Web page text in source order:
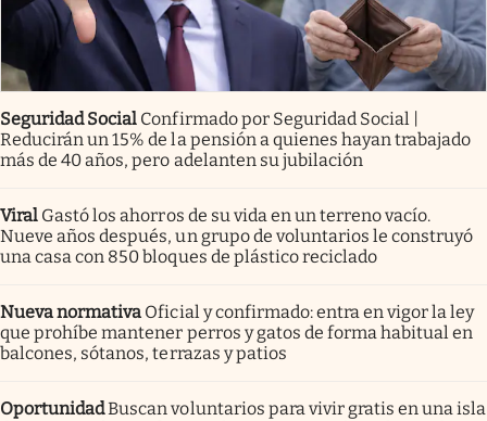
Seguridad Social Confirmado por Seguridad Social |
Reducirán un 15% de la pensión a quienes hayan trabajado
más de 40 años, pero adelanten su jubilación
Viral Gastó los ahorros de su vida en un terreno vacío.
Nueve años después, un grupo de voluntarios le construyó
una casa con 850 bloques de plástico reciclado
Nueva normativa Oficial y confirmado: entra en vigor la ley
que prohíbe mantener perros y gatos de forma habitual en
balcones, sótanos, terrazas y patios
OportunidadBuscan voluntarios para vivir gratis en una isla